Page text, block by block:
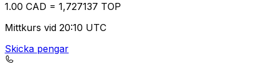
1.00 CAD = 1,727137 TOP
Mittkurs vid 20:10 UTC
Skicka pengar